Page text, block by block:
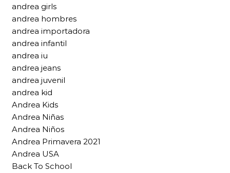
andrea girls
andrea hombres
andrea importadora
andrea infantil
andrea iu
andrea jeans
andrea juvenil
andrea kid
Andrea Kids
Andrea Niñas
Andrea Niños
Andrea Primavera 2021
Andrea USA
Back To School